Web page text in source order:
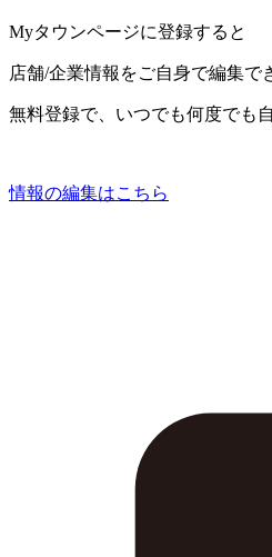
Myタウンページに登録すると
店舗/企業情報をご自身で編集で
無料登録で、いつでも何度でも
情報の編集はこちら